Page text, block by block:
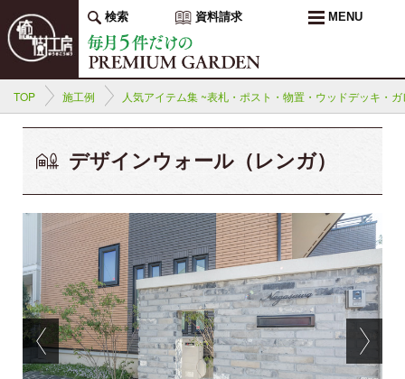
検索 資料請求 MENU
TOP 施工例 人気アイテム集 ~表札・ポスト・物置・ウッドデッキ・
デザインウォール（レンガ）